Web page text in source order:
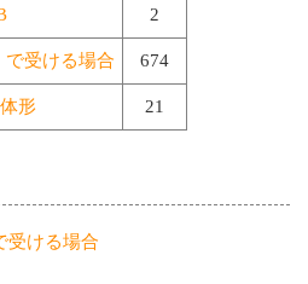
2
受ける場合 674
形 21
受ける場合